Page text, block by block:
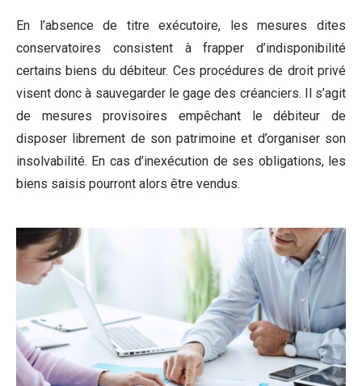
En l’absence de titre exécutoire, les mesures dites
conservatoires consistent à frapper d’indisponibilité
certains biens du débiteur. Ces procédures de droit privé
visent donc à sauvegarder le gage des créanciers. Il s’agit
de mesures provisoires empêchant le débiteur de
disposer librement de son patrimoine et d’organiser son
insolvabilité. En cas d’inexécution de ses obligations, les
biens saisis pourront alors être vendus.